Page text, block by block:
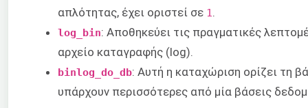
απλότητας, έχει οριστεί σε 1
log_bin: Αποθηκεύει τις πραγματικές
αρχείο καταγραφής (log).
binlog_do_db: Αυτή η καταχώριση ορίζει τη
υπάρχουν περισσότερες από μία βάσεις